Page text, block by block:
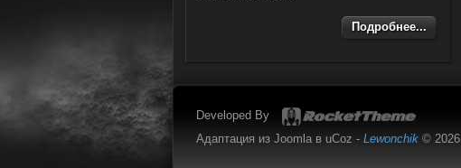
Подробнее...
Developed By
Адаптация из Joomla в uCoz - Lewonchik © 2026